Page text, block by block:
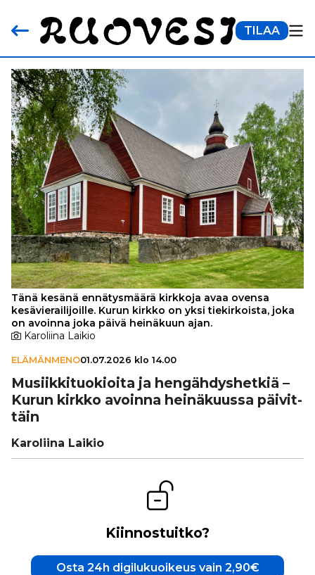
TILAA
Tänä kesänä ennätysmäärä kirkkoja avaa ovensa
kesävierailijoille. Kurun kirkko on yksi tiekirkoista, joka
on avoinna joka päivä heinäkuun ajan.
Karoliina Laikio
ELÄMÄNMENO01.07.2026 klo 14.00
Musiik­ki­tuo­ki­oita ja hen­gäh­dys­het­kiä –
Kurun kirkko avoinna hei­nä­kuussa päi­vit­
täin
Karoliina Laikio
Kiinnostuitko?
Osta 24h digilukuoikeus vain 2,90€